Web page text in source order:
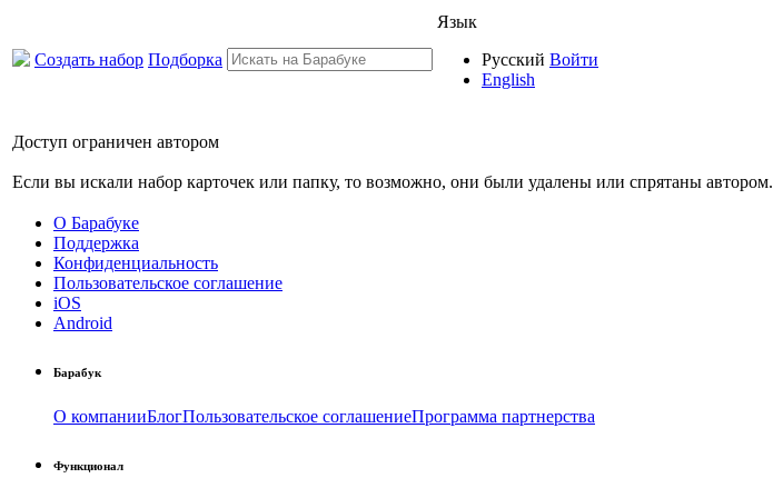
Создать набор Подборка
Язык
Русский
English
Войти
Доступ ограничен автором
Если вы искали набор карточек или папку, то возможно, они были удалены или спрятаны автором.
О Барабуке
Поддержка
Конфиденциальность
Пользовательское соглашение
iOS
Android
Барабук
О компанииБлогПользовательское соглашениеПрограмма партнерства
Функционал